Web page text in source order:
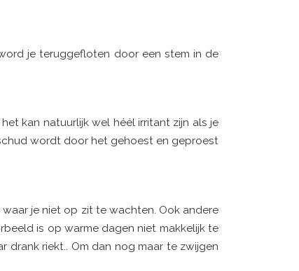
je teruggefloten door een stem in de
kan natuurlijk wel héél irritant zijn als je
wordt door het gehoest en geproest
je niet op zit te wachten. Ook andere
is op warme dagen niet makkelijk te
drank riekt.. Om dan nog maar te zwijgen